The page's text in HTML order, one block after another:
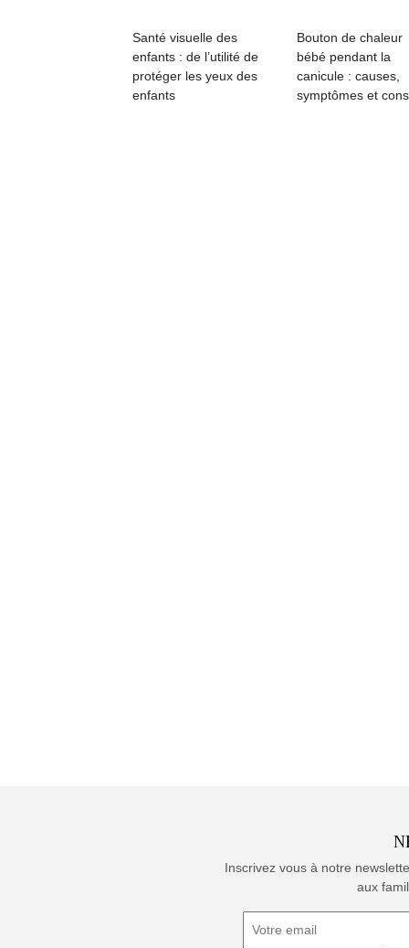
Santé visuelle des
enfants : de l’utilité de
protéger les yeux des
enfants
Bouton de chaleur
bébé pendant la
canicule : causes,
symptômes et
ou
apprentissage…
Inscrivez vous à notre
aux